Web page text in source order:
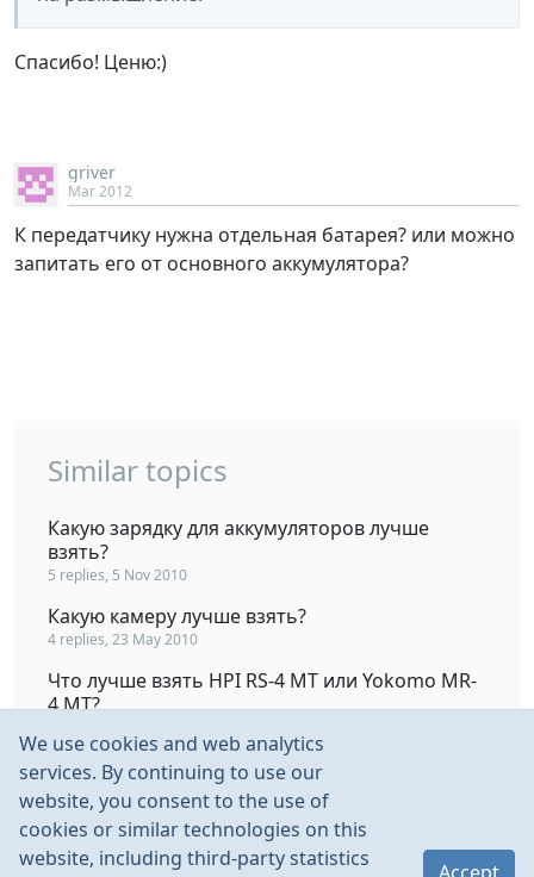
Спасибо! Ценю:)
griver
Mar 2012
К передатчику нужна отдельная батарея? или можно
запитать его от основного аккумулятора?
Similar topics
Какую зарядку для аккумуляторов лучше
взять?
5 replies, 5 Nov 2010
Какую камеру лучше взять?
4 replies, 23 May 2010
Что лучше взять HPI RS-4 MT или Yokomo MR-
4 MT?
Что лучше взять DragonFly или Jabo???
9 replies, 10 Apr 2004
Что лучше взять: планер или вертолет?
33 replies, 26 Mar 2013
We use cookies and web analytics
services. By continuing to use our
website, you consent to the use of
cookies or similar technologies on this
website, including third-party statistics